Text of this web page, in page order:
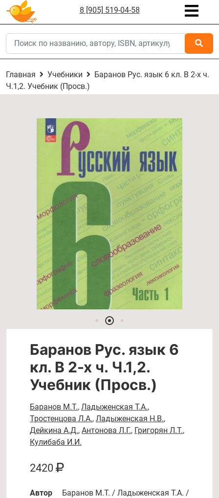
8 [905] 519-04-58
Главная Учебники
Баранов Рус. язык 6 кл. В 2-х ч.
Ч.1,2. Учебник (Просв.)
Баранов Рус. язык 6
кл. В 2-х ч. Ч.1,2.
Учебник (Просв.)
Баранов М.Т., Ладыженская Т.А.,
Тростенцова Л.А., Ладыженская Н.В.,
Дейкина А.Д., Антонова Л.Г., Григорян Л.Т.,
Кулибаба И.И.
2420
Автор
Баранов М.Т. / Ладыженская Т.А. /